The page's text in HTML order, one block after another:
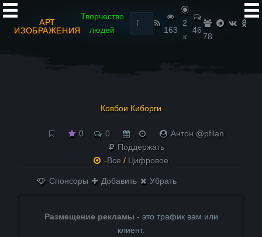
АРТ
ИЗОБРАЖЕНИЯ
Творчество
людей
Найти:
163
2
к
46
78
Ковбои Киборги
0 0
Антон @pfilan
Поддержать
-Все / Цифровое
Спонсоры Добавить Убрать
Размещение рекламы - это трафик вам или
клиент.